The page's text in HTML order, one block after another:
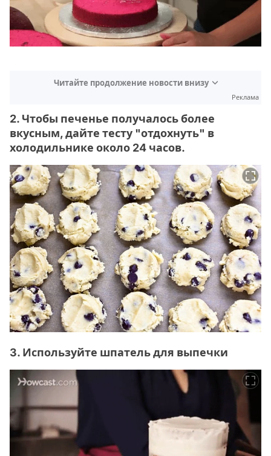
Читайте продолжение новости внизу
Реклама
2. Чтобы печенье получалось более
вкусным, дайте тесту "отдохнуть" в
холодильнике около 24 часов.
3. Используйте шпатель для выпечки